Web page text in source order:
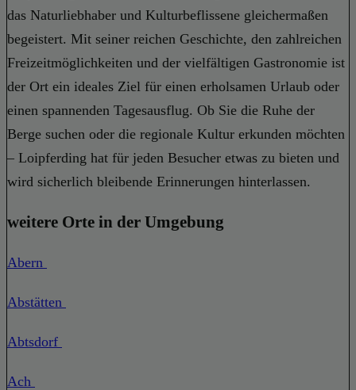
das Naturliebhaber und Kulturbeflissene gleichermaßen
begeistert. Mit seiner reichen Geschichte, den zahlreichen
Freizeitmöglichkeiten und der vielfältigen Gastronomie ist
der Ort ein ideales Ziel für einen erholsamen Urlaub oder
einen spannenden Tagesausflug. Ob Sie die Ruhe der
Berge suchen oder die regionale Kultur erkunden möchten
– Loipferding hat für jeden Besucher etwas zu bieten und
wird sicherlich bleibende Erinnerungen hinterlassen.
weitere Orte in der Umgebung
Abern
Abstätten
Abtsdorf
Ach